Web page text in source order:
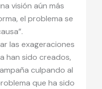
visión aún más
el problema se
las exageraciones
han sido creados,
culpando al
que ha sido